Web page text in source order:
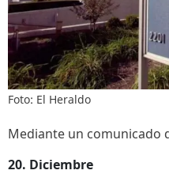
Foto: El Heraldo
Mediante un comunicado
20. Diciembre